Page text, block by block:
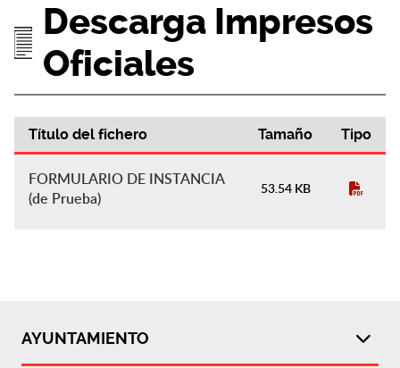
Descarga Impresos
Oficiales
Título del fichero Tamaño Tipo
FORMULARIO DE INSTANCIA
(de Prueba)
53.54 KB
AYUNTAMIENTO